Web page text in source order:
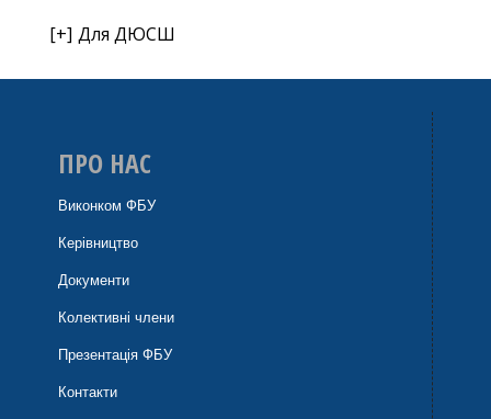
Для ДЮСШ
ПРО НАС
Виконком ФБУ
Керівництво
Документи
Колективні члени
Презентація ФБУ
Контакти